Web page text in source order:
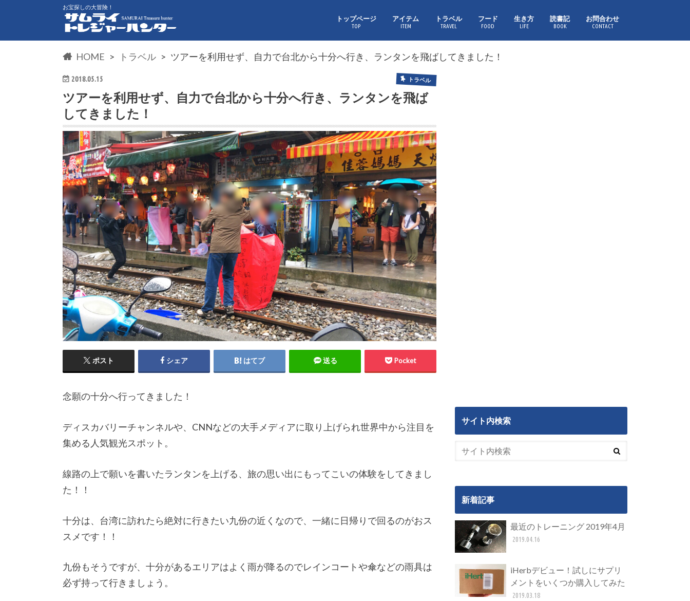
お宝探しの大冒険！
トップページ
TOP
アイテム
ITEM
トラベル
TRAVEL
フード
FOOD
生き方
LIFE
読書記
BOOK
お問合わせ
CONTACT
HOME トラベル ツアーを利用せず、自力で台北から十分へ行き、ランタンを飛ばしてきました！
2018.05.15 トラベル
ツアーを利用せず、自力で台北から十分へ行き、ランタンを飛ば
してきました！
ポスト シェア はてブ 送る Pocket
念願の十分へ行ってきました！
ディスカバリーチャンネルや、CNNなどの大手メディアに取り上げられ世界中から注目を
集める人気観光スポット。
線路の上で願いを書いたランタンを上げる、旅の思い出にもってこいの体験をしてきまし
た！！
十分は、台湾に訪れたら絶対に行きたい九份の近くなので、一緒に日帰りで回るのがおス
スメです！！
九份もそうですが、十分があるエリアはよく雨が降るのでレインコートや傘などの雨具は
必ず持って行きましょう。
サイト内検索
新着記事
最近のトレーニング 2019年4月
2019.04.16
iHerbデビュー！試しにサプリ
メントをいくつか購入してみた
2019.03.18